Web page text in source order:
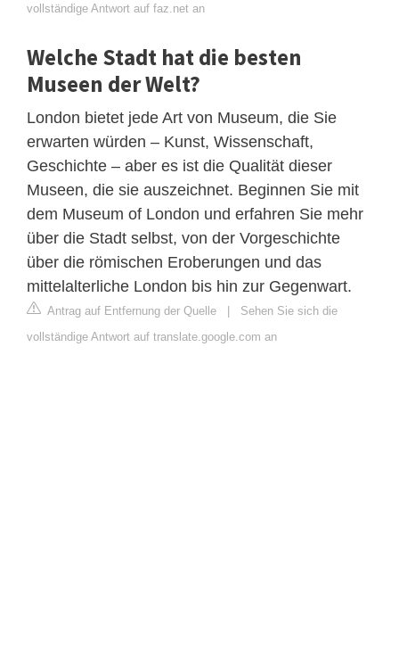
vollständige Antwort auf faz.net an
Welche Stadt hat die besten
Museen der Welt?
London bietet jede Art von Museum, die Sie
erwarten würden – Kunst, Wissenschaft,
Geschichte – aber es ist die Qualität dieser
Museen, die sie auszeichnet. Beginnen Sie mit
dem Museum of London und erfahren Sie mehr
über die Stadt selbst, von der Vorgeschichte
über die römischen Eroberungen und das
mittelalterliche London bis hin zur Gegenwart.
Antrag auf Entfernung der Quelle | Sehen Sie sich die
vollständige Antwort auf translate.google.com an